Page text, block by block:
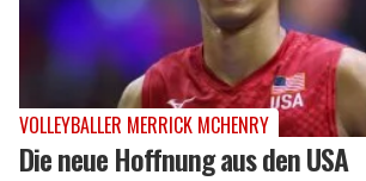
VOLLEYBALLER MERRICK MCHENRY
Die neue Hoffnung aus den USA